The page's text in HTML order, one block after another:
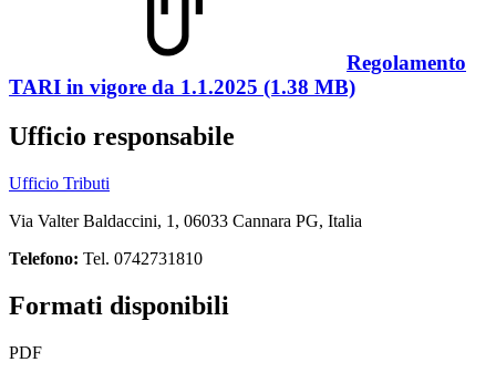
Regolamento
TARI in vigore da 1.1.2025 (1.38 MB)
Ufficio responsabile
Ufficio Tributi
Via Valter Baldaccini, 1, 06033 Cannara PG, Italia
Telefono: Tel. 0742731810
Formati disponibili
PDF